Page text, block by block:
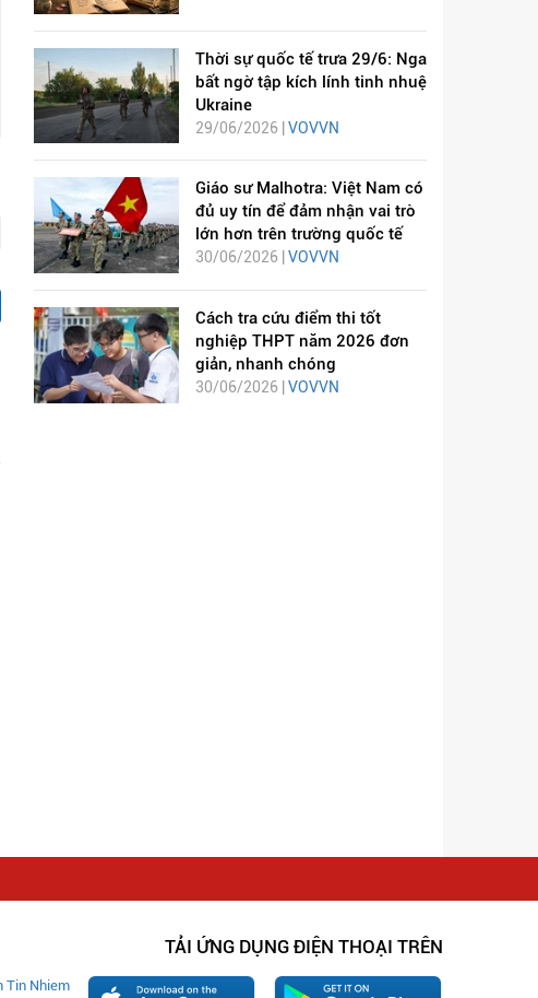
Thời sự quốc tế trưa 29/6: Nga
bất ngờ tập kích lính tinh nhuệ
Ukraine
29/06/2026 | VOVVN
Giáo sư Malhotra: Việt Nam có
đủ uy tín để đảm nhận vai trò
lớn hơn trên trường quốc tế
30/06/2026 | VOVVN
Cách tra cứu điểm thi tốt
nghiệp THPT năm 2026 đơn
giản, nhanh chóng
30/06/2026 | VOVVN
TẢI ỨNG DỤNG ĐIỆN THOẠI TRÊN